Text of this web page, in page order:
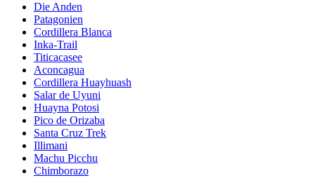
Die Anden
Patagonien
Cordillera Blanca
Inka-Trail
Titicacasee
Aconcagua
Cordillera Huayhuash
Salar de Uyuni
Huayna Potosi
Pico de Orizaba
Santa Cruz Trek
Illimani
Machu Picchu
Chimborazo